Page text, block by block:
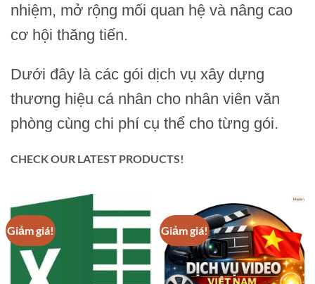
nhiệm, mở rộng mối quan hệ và nâng cao
cơ hội thăng tiến.
Dưới đây là các gói dịch vụ xây dựng
thương hiệu cá nhân cho nhân viên văn
phòng cùng chi phí cụ thể cho từng gói.
CHECK OUR LATEST PRODUCTS!
Giảm giá! Giảm giá!